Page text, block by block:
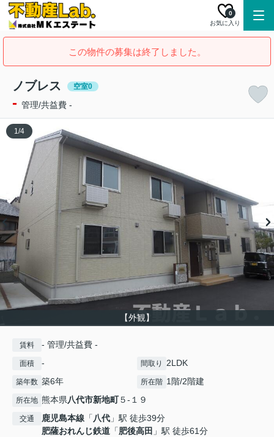
お気に入り
0
この物件の募集は終了しました。
ノブレス 空室0
- 管理/共益費 -
【外観】
1/4
賃料 - 管理/共益費 -
面積 - 間取り 2LDK
築年数 築6年 所在階 1階/2階建
所在地 熊本県八代市新地町５-１９
交通 鹿児島本線 「八代 」駅 徒歩39分
肥薩おれんじ鉄道 「肥後高田 」駅 徒歩61分